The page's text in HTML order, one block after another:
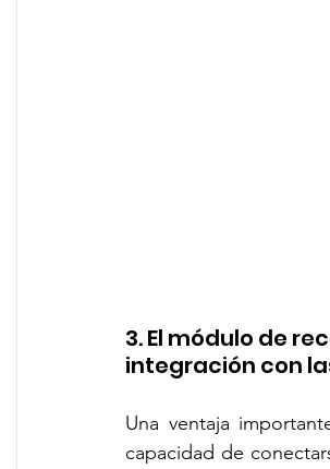
3. El módulo de
integración con
Una ventaja
capacidad de